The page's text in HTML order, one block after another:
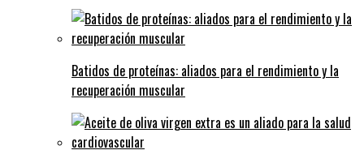
Batidos de proteínas: aliados para el rendimiento y la
recuperación muscular